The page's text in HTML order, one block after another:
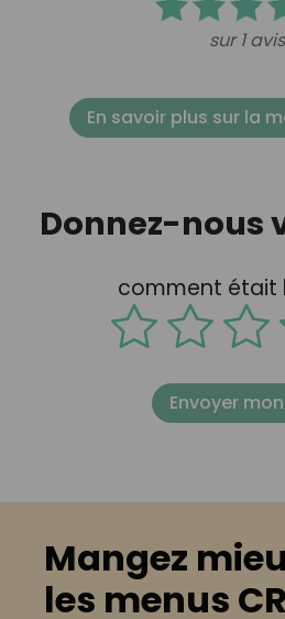
sur 1 avis
En savoir plus sur la
Donnez-nous
comment était
Envoyer
Mangez
les menus